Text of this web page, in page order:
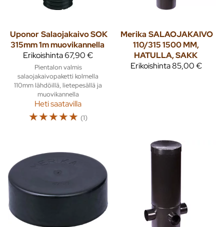
Uponor Salaojakaivo SOK
315mm 1m muovikannella
Erikoishinta67,90 €
Pientalon valmis
salaojakaivopaketti kolmella
110mm lähdöillä, lietepesällä ja
muovikannella
Heti saatavilla
☆☆☆☆☆ (1)
Merika SALAOJAKAIVO
110/315 1500 MM,
HATULLA, SAKK
Erikoishinta85,00 €